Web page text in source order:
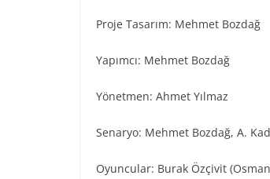
Proje Tasarım: Mehmet Bozdağ
Yapımcı: Mehmet Bozdağ
Yönetmen: Ahmet Yılmaz
Senaryo: Mehmet Bozdağ, A.
Oyuncular: Burak Özçivit